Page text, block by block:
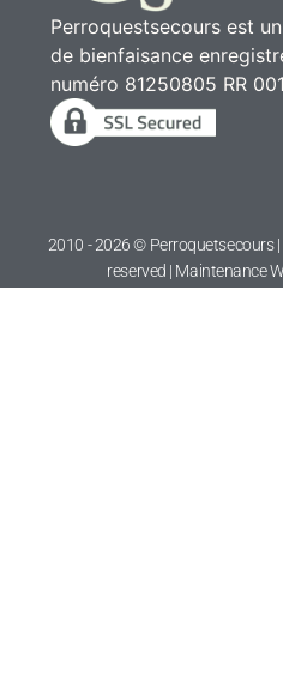
Perroquestsecours est
de bienfaisance
numéro 81250805 RR 001
2010 - 2026 © Perroquetsecours
reserved | Maintenance